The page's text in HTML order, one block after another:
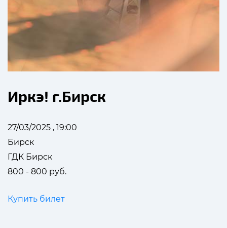
Иркэ! г.Бирск
27/03/2025 , 19:00
Бирск
ГДК Бирск
800 - 800 руб.
Купить билет